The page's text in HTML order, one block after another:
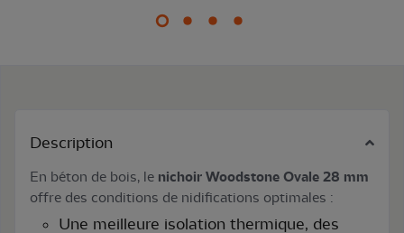
Description
En béton de bois, le nichoir Woodstone Ovale 28 mm
offre des conditions de nidifications optimales :
Une meilleure isolation thermique, des